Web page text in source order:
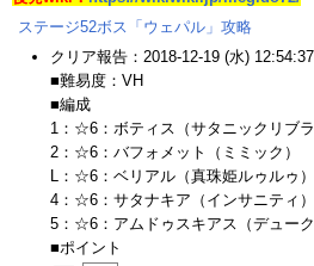
ステージ52ボス「ウェパル」攻略
クリア報告：2018-12-19 (水) 12:54:37
■難易度：VH
■編成
1：☆6：ボティス（サタニックリブラ
2：☆6：バフォメット（ミミック）
L：☆6：ベリアル（真珠姫ルゥルゥ）
4：☆6：サタナキア（インサニティ）
5：☆6：アムドゥスキアス（デューク
■ポイント